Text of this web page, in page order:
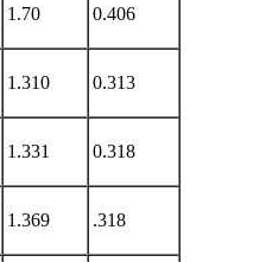
1.70 0.406
1.310 0.313
1.331 0.318
1.369 .318